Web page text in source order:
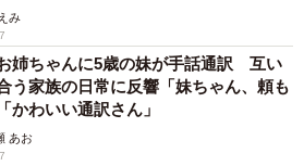
み
姉ちゃんに5歳の妹が手話通訳 互い
う家族の日常に反響「妹ちゃん、頼も
かわいい通訳さん」
あお